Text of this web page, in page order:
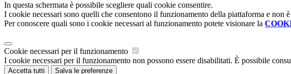
In questa schermata è possibile scegliere quali cookie consentire.
I cookie necessari sono quelli che consentono il funzionamento della piattaforma e non
Per conoscere quali sono i cookie necessari al funzionamento potete visionare la
Cookie necessari per il funzionamento
I cookie necessari per il funzionamento non possono essere disabilitati. È possibile
Accetta tutti Salva le preferenze